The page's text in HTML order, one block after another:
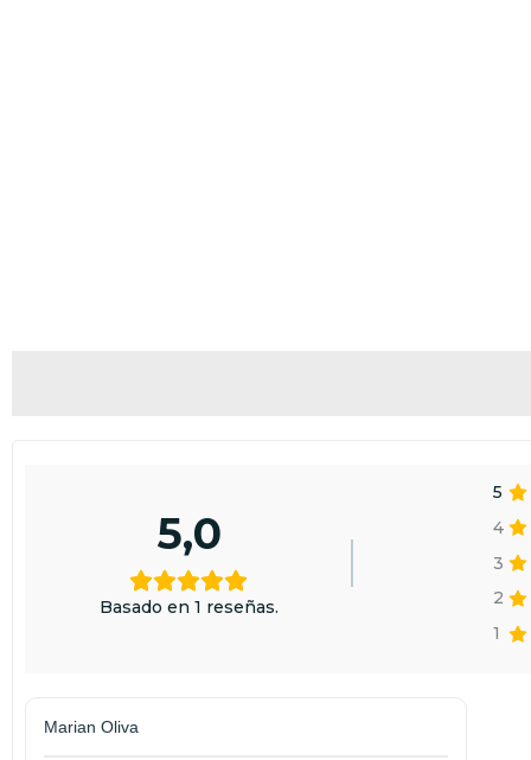
5,0
Basado en 1 reseñas.
5
4
3
2
1
Marian Oliva